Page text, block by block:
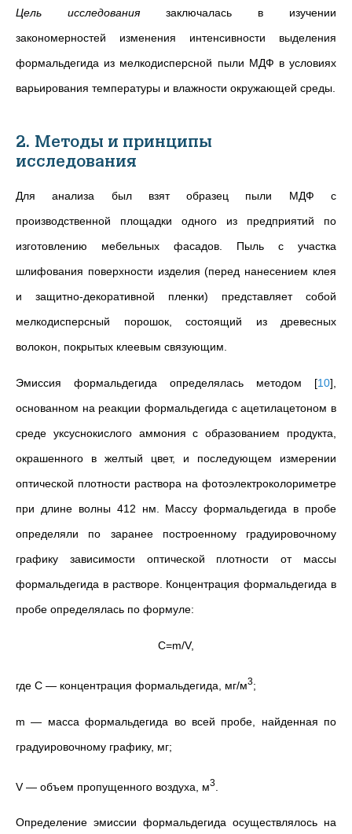
Цель исследованиязаключалась в изучении
закономерностей изменения интенсивности выделения
формальдегида из мелкодисперсной пыли МДФ в условиях
варьирования температуры и влажности окружающей среды.
2. Методы и принципы
исследования
Для анализа был взят образец пыли МДФ с
производственной площадки одного из предприятий по
изготовлению мебельных фасадов. Пыль с участка
шлифования поверхности изделия (перед нанесением клея
и защитно-декоративной пленки) представляет собой
мелкодисперсный порошок, состоящий из древесных
волокон, покрытых клеевым связующим.
Эмиссия формальдегида определялась методом [10]
основанном на реакции формальдегида с ацетилацетоном в
среде уксуснокислого аммония с образованием продукта,
окрашенного в желтый цвет, и последующем измерении
оптической плотности раствора на фотоэлектроколориметре
при длине волны 412 нм. Массу формальдегида в пробе
определяли по заранее построенному градуировочному
графику зависимости оптической плотности от массы
формальдегида в растворе. Концентрация формальдегида в
пробе определялась по формуле:
С=m/V,
где С — концентрация формальдегида, мг/м3;
m — масса формальдегида во всей пробе, найденная по
градуировочному графику, мг;
V — объем пропущенного воздуха, м3
Определение эмиссии формальдегида осуществлялось на